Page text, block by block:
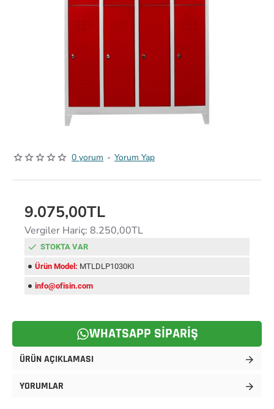
0 yorum - Yorum Yap
9.075,00TL
Vergiler Hariç: 8.250,00TL
STOKTA VAR
Ürün Model: MTLDLP1030KI
info@ofisin.com
WHATSAPP SIPARIŞ
ÜRÜN AÇIKLAMASI
YORUMLAR